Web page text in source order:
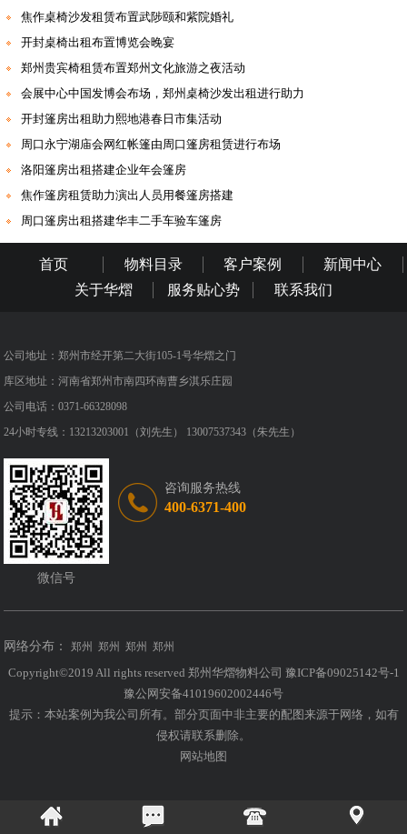
焦作桌椅沙发租赁布置武陟颐和紫院婚礼
开封桌椅出租布置博览会晚宴
郑州贵宾椅租赁布置郑州文化旅游之夜活动
会展中心中国发博会布场，郑州桌椅沙发出租进行助力
开封篷房出租助力熙地港春日市集活动
周口永宁湖庙会网红帐篷由周口篷房租赁进行布场
洛阳篷房出租搭建企业年会篷房
焦作篷房租赁助力演出人员用餐篷房搭建
周口篷房出租搭建华丰二手车验车篷房
首页 物料目录 客户案例
新闻中心
关于华熠
服务贴心势 联系我们
公司地址：郑州市经开第二大街105-1号华熠之门
库区地址：河南省郑州市南四环南曹乡淇乐庄园
公司电话：0371-66328098
24小时专线：13213203001（刘先生） 13007537343（朱先生）
微信号
咨询服务热线
400-6371-400
网络分布：郑州 郑州 郑州 郑州
Copyright©2019 All rights reserved 郑州华熠物料公司 豫ICP备09025142号-1
豫公网安备41019602002446号
提示：本站案例为我公司所有。部分页面中非主要的配图来源于网络，如有
侵权请联系删除。
网站地图